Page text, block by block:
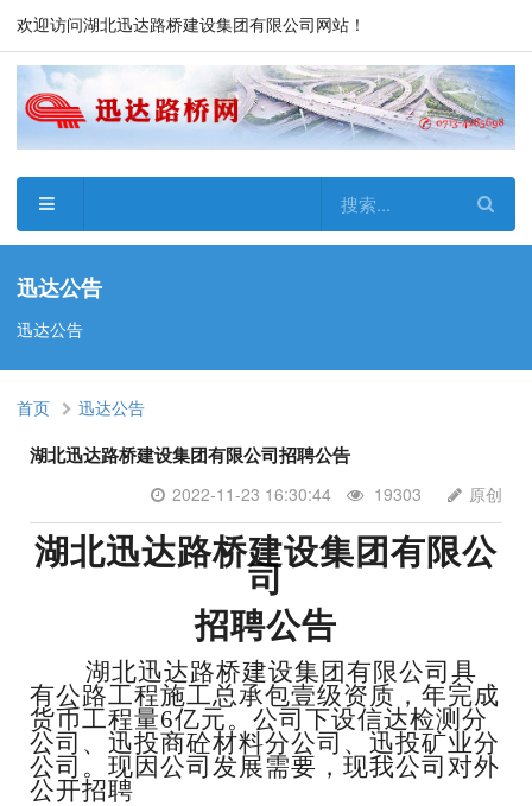
欢迎访问湖北迅达路桥建设集团有限公司网站！
迅达公告
迅达公告
首页 迅达公告
湖北迅达路桥建设集团有限公司招聘公告
2022-11-23 16:30:44 19303 原创
湖北迅达路桥建设集团有限公
司
招聘公告
湖北迅达路桥建设集团有限公司具
有公路工程施工总承包壹级资质，年完成
货币工程量6亿元。公司下设信达检测分
公司、迅投商砼材料分公司、迅投矿业分
公司。现因公司发展需要，现我公司对外
公开招聘